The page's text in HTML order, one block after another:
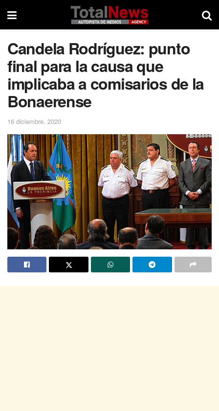
Candela Rodríguez: punto
final para la causa que
implicaba a comisarios de la
Bonaerense
16 diciembre, 2020